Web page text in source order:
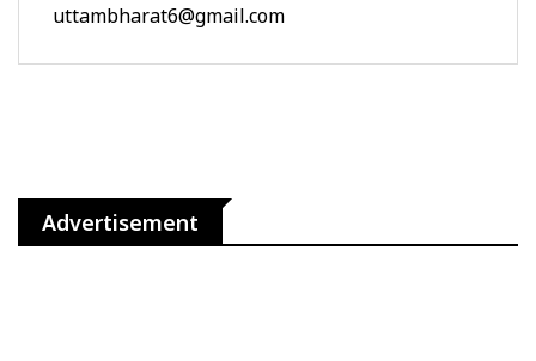
uttambharat6@gmail.com
Advertisement